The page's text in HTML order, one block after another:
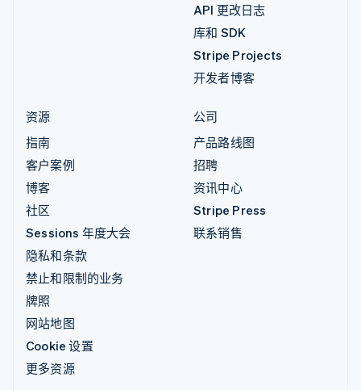
API 更改日志
库和 SDK
Stripe Projects
开发者博客
资源
指南
客户案例
博客
社区
Sessions 年度大会
隐私和条款
禁止和限制的业务
牌照
网站地图
Cookie 设置
更多资源
公司
产品路线图
招聘
资讯中心
Stripe Press
联系销售